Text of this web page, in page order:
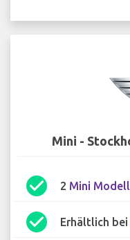
Mini -
check_circle 2 Mini
check_circle Erhältlich bei